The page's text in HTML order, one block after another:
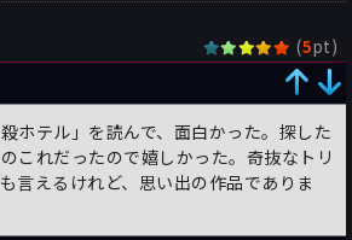
(5pt)
ホテル」を読んで、面白かった。探した
これだったので嬉しかった。奇抜なトリ
言えるけれど、思い出の作品でありま